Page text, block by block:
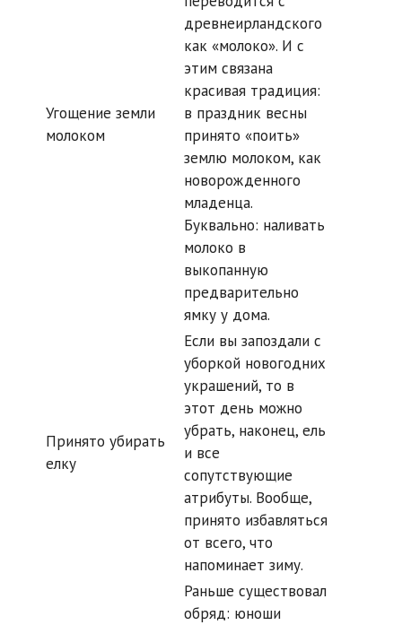
Угощение земли
молоком
древнеирландского
как «молоко». И с
этим связана
красивая традиция:
в праздник весны
принято «поить»
землю молоком, как
новорожденного
младенца.
Буквально: наливать
молоко в
выкопанную
предварительно
ямку у дома.
Принято убирать
елку
Если вы запоздали с
уборкой новогодних
украшений, то в
этот день можно
убрать, наконец, ель
и все
сопутствующие
атрибуты. Вообще,
принято избавляться
от всего, что
напоминает зиму.
Раньше существовал
обряд: юноши